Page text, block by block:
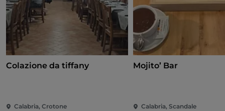
Colazione da tiffany
Calabria, Crotone
Mojito’ Bar
Calabria, Scandale